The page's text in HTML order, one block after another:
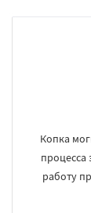
Копка
процесса
работу